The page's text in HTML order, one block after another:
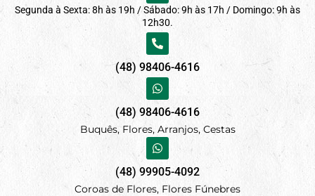
Segunda à Sexta: 8h às 19h / Sábado: 9h às 17h / Domingo: 9h às
12h30.
(48) 98406-4616
(48) 98406-4616
Buquês, Flores, Arranjos, Cestas
(48) 99905-4092
Coroas de Flores, Flores Fúnebres